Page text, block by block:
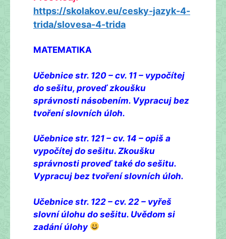
https://skolakov.eu/cesky-jazyk-4-
trida/slovesa-4-trida
MATEMATIKA
Učebnice str. 120 – cv. 11 – vypočítej
do sešitu, proveď zkoušku
správnosti násobením. Vypracuj bez
tvoření slovních úloh.
Učebnice str. 121 – cv. 14 – opiš a
vypočítej do sešitu. Zkoušku
správnosti proveď také do sešitu.
Vypracuj bez tvoření slovních úloh.
Učebnice str. 122 – cv. 22 – vyřeš
slovní úlohu do sešitu. Uvědom si
zadání úlohy